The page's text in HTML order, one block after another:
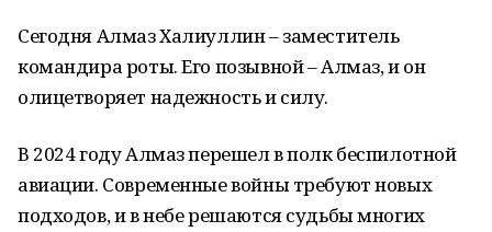
Сегодня Алмаз Халиуллин – заместитель
командира роты. Его позывной – Алмаз, и он
олицетворяет надежность и силу.
В 2024 году Алмаз перешел в полк беспилотной
авиации. Современные войны требуют новых
подходов, и в небе решаются судьбы многих